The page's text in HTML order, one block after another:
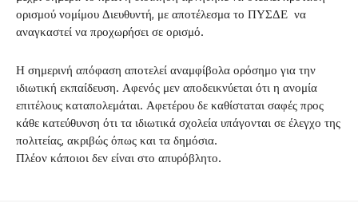
ορισμού νομίμου Διευθυντή, με αποτέλεσμα το ΠΥΣΔΕ να
αναγκαστεί να προχωρήσει σε ορισμό.
Η σημερινή απόφαση αποτελεί αναμφίβολα ορόσημο για την
ιδιωτική εκπαίδευση. Αφενός μεν αποδεικνύεται ότι η ανομία
επιτέλους καταπολεμάται. Αφετέρου δε καθίσταται σαφές προς
κάθε κατεύθυνση ότι τα ιδιωτικά σχολεία υπάγονται σε έλεγχο της
πολιτείας, ακριβώς όπως και τα δημόσια.
Πλέον κάποιοι δεν είναι στο απυρόβλητο.